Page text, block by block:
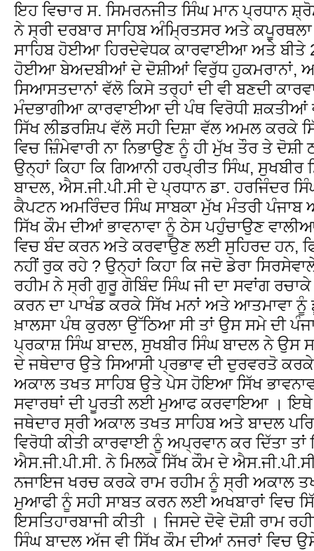
ਇਹ ਵਿਚਾਰ ਸ. ਸਿਮਰਨਜੀਤ ਸਿੰਘ ਮਾਨ ਪ੍ਰਧਾਨ
ਨੇ ਸ੍ਰੀ ਦਰਬਾਰ ਸਾਹਿਬ ਅੰਮ੍ਰਿਤਸਰ ਅਤੇ
ਸਾਹਿਬ ਹੋਈਆ ਹਿਰਦੇਵੇਧਕ ਕਾਰਵਾਈਆ ਅਤੇ ਬੀਤੇ
ਹੋਈਆ ਬੇਅਦਬੀਆਂ ਦੇ ਦੋਸ਼ੀਆਂ ਵਿਰੁੱਧ ਹੁਕਮਰਾਨਾਂ,
ਸਿਆਸਤਦਾਨਾਂ ਵੱਲੋ ਕਿਸੇ ਤਰ੍ਹਾਂ ਦੀ ਵੀ ਬਣਦੀ
ਮੰਦਭਾਗੀਆ ਕਾਰਵਾਈਆ ਦੀ ਪੰਥ ਵਿਰੋਧੀ
ਸਿੱਖ ਲੀਡਰਸ਼ਿਪ ਵੱਲੋ ਸਹੀ ਦਿਸ਼ਾ ਵੱਲ ਅਮਲ ਕਰਕੇ
ਵਿਚ ਜ਼ਿੰਮੇਵਾਰੀ ਨਾ ਨਿਭਾਉਣ ਨੂੰ ਹੀ ਮੁੱਖ ਤੌਰ ਤੇ
ਉਨ੍ਹਾਂ ਕਿਹਾ ਕਿ ਗਿਆਨੀ ਹਰਪ੍ਰੀਤ ਸਿੰਘ, ਸੁਖਬੀਰ
ਬਾਦਲ, ਐਸ.ਜੀ.ਪੀ.ਸੀ ਦੇ ਪ੍ਰਧਾਨ ਡਾ. ਹਰਜਿੰਦਰ
ਕੈਪਟਨ ਅਮਰਿੰਦਰ ਸਿੰਘ ਸਾਬਕਾ ਮੁੱਖ ਮੰਤਰੀ ਪੰਜਾਬ
ਸਿੱਖ ਕੌਮ ਦੀਆਂ ਭਾਵਨਾਵਾ ਨੂੰ ਠੇਸ ਪਹੁੰਚਾਉਣ
ਵਿਚ ਬੰਦ ਕਰਨ ਅਤੇ ਕਰਵਾਉਣ ਲਈ ਸੁਹਿਰਦ ਹਨ,
ਨਹੀਂ ਰੁਕ ਰਹੇ ? ਉਨ੍ਹਾਂ ਕਿਹਾ ਕਿ ਜਦੋ ਡੇਰਾ
ਰਹੀਮ ਨੇ ਸ੍ਰੀ ਗੁਰੂ ਗੋਬਿੰਦ ਸਿੰਘ ਜੀ ਦਾ ਸਵਾਂਗ
ਕਰਨ ਦਾ ਪਾਖੰਡ ਕਰਕੇ ਸਿੱਖ ਮਨਾਂ ਅਤੇ ਆਤਮਾਵਾ
ਖ਼ਾਲਸਾ ਪੰਥ ਕੁਰਲਾ ਉੱਠਿਆ ਸੀ ਤਾਂ ਉਸ ਸਮੇ ਦੀ
ਪ੍ਰਕਾਸ਼ ਸਿੰਘ ਬਾਦਲ, ਸੁਖਬੀਰ ਸਿੰਘ ਬਾਦਲ ਨੇ ਉਸ
ਦੇ ਜਥੇਦਾਰ ਉਤੇ ਸਿਆਸੀ ਪ੍ਰਭਾਵ ਦੀ ਦੁਰਵਰਤੋ ਕਰਕੇ,
ਅਕਾਲ ਤਖਤ ਸਾਹਿਬ ਉਤੇ ਪੇਸ ਹੋਇਆ ਸਿੱਖ
ਸਵਾਰਥਾਂ ਦੀ ਪੂਰਤੀ ਲਈ ਮੁਆਫ ਕਰਵਾਇਆ । ਇਥੇ
ਜਥੇਦਾਰ ਸ੍ਰੀ ਅਕਾਲ ਤਖਤ ਸਾਹਿਬ ਅਤੇ ਬਾਦਲ
ਵਿਰੋਧੀ ਕੀਤੀ ਕਾਰਵਾਈ ਨੂੰ ਅਪ੍ਰਵਾਨ ਕਰ ਦਿੱਤਾ
ਐਸ.ਜੀ.ਪੀ.ਸੀ. ਨੇ ਮਿਲਕੇ ਸਿੱਖ ਕੌਮ ਦੇ
ਨਜਾਇਜ ਖਰਚ ਕਰਕੇ ਰਾਮ ਰਹੀਮ ਨੂੰ ਸ੍ਰੀ ਅਕਾਲ
ਮੁਆਫੀ ਨੂੰ ਸਹੀ ਸਾਬਤ ਕਰਨ ਲਈ ਅਖਬਾਰਾਂ ਵਿਚ
ਇਸਤਿਹਾਰਬਾਜੀ ਕੀਤੀ । ਜਿਸਦੇ ਦੋਵੇ ਦੋਸ਼ੀ ਰਾਮ
ਸਿੰਘ ਬਾਦਲ ਅੱਜ ਵੀ ਸਿੱਖ ਕੌਮ ਦੀਆਂ ਨਜਰਾਂ ਵਿਚ